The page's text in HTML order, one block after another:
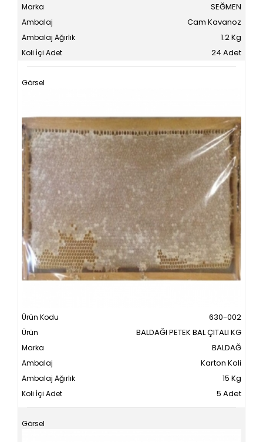
SEĞMEN
Cam Kavanoz
1.2 Kg
24 Adet
630-002
BALDAĞI PETEK BAL ÇITALI KG
BALDAĞ
Karton Koli
15 Kg
5 Adet